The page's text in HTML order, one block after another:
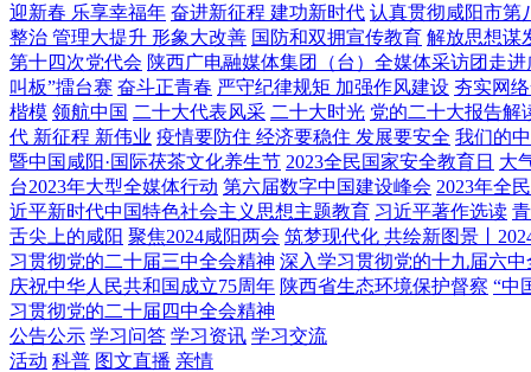
迎新春 乐享幸福年 奋进新征程 建功新时代 认真贯彻咸阳市第
整治 管理大提升 形象大改善 国防和双拥宣传教育 解放思想谋
第十四次党代会 陕西广电融媒体集团（台）全媒体采访团走进
叫板”擂台赛 奋斗正青春 严守纪律规矩 加强作风建设 夯实网
楷模 领航中国 二十大代表风采 二十大时光 党的二十大报告解
代 新征程 新伟业 疫情要防住 经济要稳住 发展要安全 我们的
暨中国咸阳·国际茯茶文化养生节 2023全民国家安全教育日 大
台2023年大型全媒体行动 第六届数字中国建设峰会 2023年全
近平新时代中国特色社会主义思想主题教育 习近平著作选读
舌尖上的咸阳 聚焦2024咸阳两会 筑梦现代化 共绘新图景丨
习贯彻党的二十届三中全会精神 深入学习贯彻党的十九届六中
庆祝中华人民共和国成立75周年 陕西省生态环境保护督察 “中
习贯彻党的二十届四中全会精神
公告公示 学习问答 学习资讯 学习交流
活动 科普 图文直播 亲情